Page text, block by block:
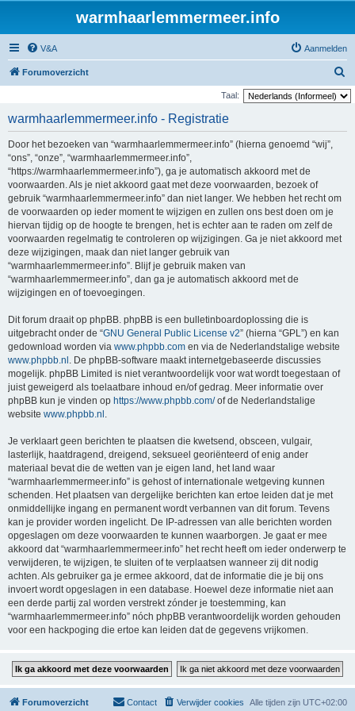
warmhaarlemmermeer.info
V&A Aanmelden
Forumoverzicht
o
Taal:
warmhaarlemmermeer.info - Registratie
Door het bezoeken van “warmhaarlemmermeer.info” (hierna genoemd “wij”,
“ons”, “onze”, “warmhaarlemmermeer.info”,
“https://warmhaarlemmermeer.info”), ga je automatisch akkoord met de
voorwaarden. Als je niet akkoord gaat met deze voorwaarden, bezoek of
gebruik “warmhaarlemmermeer.info” dan niet langer. We hebben het recht om
de voorwaarden op ieder moment te wijzigen en zullen ons best doen om je
hiervan tijdig op de hoogte te brengen, het is echter aan te raden om zelf de
voorwaarden regelmatig te controleren op wijzigingen. Ga je niet akkoord met
deze wijzigingen, maak dan niet langer gebruik van
“warmhaarlemmermeer.info”. Blijf je gebruik maken van
“warmhaarlemmermeer.info”, dan ga je automatisch akkoord met de
wijzigingen en of toevoegingen.
Dit forum draait op phpBB. phpBB is een bulletinboardoplossing die is
uitgebracht onder de “GNU General Public License v2” (hierna “GPL”) en kan
gedownload worden via www.phpbb.com en via de Nederlandstalige website
www.phpbb.nl . De phpBB-software maakt internetgebaseerde discussies
mogelijk. phpBB Limited is niet verantwoordelijk voor wat wordt toegestaan of
juist geweigerd als toelaatbare inhoud en/of gedrag. Meer informatie over
phpBB kun je vinden op https://www.phpbb.com/of de Nederlandstalige
website www.phpbb.nl .
Je verklaart geen berichten te plaatsen die kwetsend, obsceen, vulgair,
lasterlijk, haatdragend, dreigend, seksueel georiënteerd of enig ander
materiaal bevat die de wetten van je eigen land, het land waar
“warmhaarlemmermeer.info” is gehost of internationale wetgeving kunnen
schenden. Het plaatsen van dergelijke berichten kan ertoe leiden dat je met
onmiddellijke ingang en permanent wordt verbannen van dit forum. Tevens
kan je provider worden ingelicht. De IP-adressen van alle berichten worden
opgeslagen om deze voorwaarden te kunnen waarborgen. Je gaat er mee
akkoord dat “warmhaarlemmermeer.info” het recht heeft om ieder onderwerp te
verwijderen, te wijzigen, te sluiten of te verplaatsen wanneer zij dit nodig
achten. Als gebruiker ga je ermee akkoord, dat de informatie die je bij ons
invoert wordt opgeslagen in een database. Hoewel deze informatie niet aan
een derde partij zal worden verstrekt zónder je toestemming, kan
“warmhaarlemmermeer.info” nóch phpBB verantwoordelijk worden gehouden
voor een hackpoging die ertoe kan leiden dat de gegevens vrijkomen.
Forumoverzicht Alle tijden zijn UTC+02:00
Verwijder cookies
Contact